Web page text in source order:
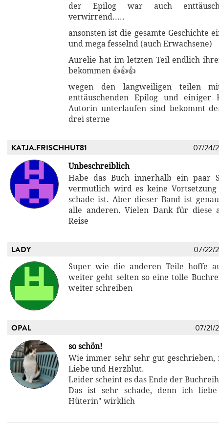
der Epilog war auch
verwirrend.....
ansonsten ist die gesamte Geschichte
und mega fesselnd (auch Erwachsene)
Aurelie hat im letzten Teil endlich
bekommen 👍👍👍
wegen den langweiligen teilen
enttäuschenden Epilog und einiger
Autorin unterlaufen sind bekommt
drei sterne
KATJA.FRISCHHUT81 07/24/
Unbeschreiblich
Habe das Buch innerhalb ein paar
vermutlich wird es keine Vortsetzung
schade ist. Aber dieser Band ist
alle anderen. Vielen Dank für diese
Reise
LADY 07/22/
Super wie die anderen Teile hoffe
weiter geht selten so eine tolle
weiter schreiben
OPAL 07/21/
so schön!
Wie immer sehr sehr gut geschrieben,
Liebe und Herzblut.
Leider scheint es das Ende der
Das ist sehr schade, denn ich
Hüterin" wirklich